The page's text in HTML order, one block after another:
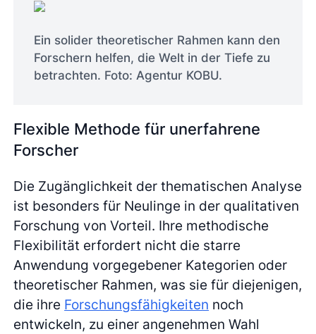
Ein solider theoretischer Rahmen kann den
Forschern helfen, die Welt in der Tiefe zu
betrachten. Foto: Agentur KOBU.
Flexible Methode für unerfahrene
Forscher
Die Zugänglichkeit der thematischen Analyse
ist besonders für Neulinge in der qualitativen
Forschung von Vorteil. Ihre methodische
Flexibilität erfordert nicht die starre
Anwendung vorgegebener Kategorien oder
theoretischer Rahmen, was sie für diejenigen,
die ihre Forschungsfähigkeiten noch
entwickeln, zu einer angenehmen Wahl